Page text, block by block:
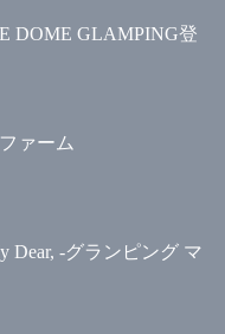
DOME GLAMPING登
ァーム
Dear, -グランピング マ